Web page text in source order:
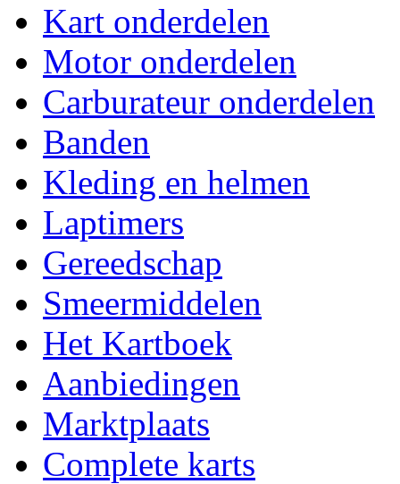
Kart onderdelen
Motor onderdelen
Carburateur onderdelen
Banden
Kleding en helmen
Laptimers
Gereedschap
Smeermiddelen
Het Kartboek
Aanbiedingen
Marktplaats
Complete karts